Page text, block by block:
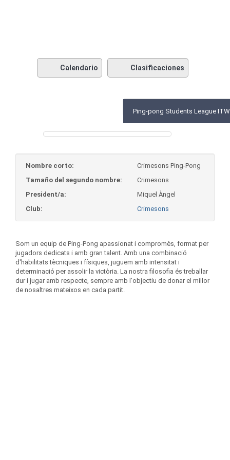
Calendario Clasificaciones
Ping-pong Students League
Nombre corto:
Crimesons Ping-Pong
Tamaño del segundo nombre:
Crimesons
President/a:
Miquel Àngel
Club:
Crimesons
Som un equip de Ping-Pong apassionat i compromès, format per
jugadors dedicats i amb gran talent. Amb una combinació
d'habilitats tècniques i físiques, juguem amb intensitat i
determinació per assolir la victòria. La nostra filosofia és treballar
dur i jugar amb respecte, sempre amb l'objectiu de donar el millor
de nosaltres mateixos en cada partit.